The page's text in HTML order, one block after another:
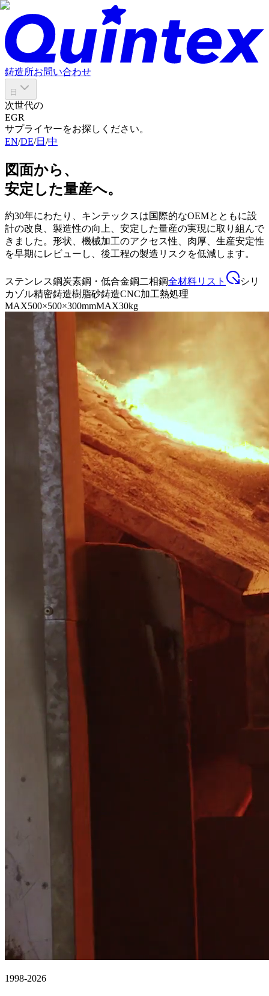
鋳造所お問い合わせ
日
次世代の
EGR
サプライヤーをお探しください。
EN/DE/日 /中
図面から、
安定した量産へ。
約30年にわたり、キンテックスは国際的なOEMとともに設
計の改良、製造性の向上、安定した量産の実現に取り組んで
きました。形状、機械加工のアクセス性、肉厚、生産安定性
を早期にレビューし、後工程の製造リスクを低減します。
ステンレス鋼炭素鋼・低合金鋼二相鋼全材料リスト
シリ
カゾル精密鋳造樹脂砂鋳造CNC加工熱処理
MAX500×500×300mmMAX30kg
1998-2026